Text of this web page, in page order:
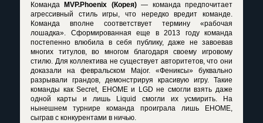
Команда MVP.Phoenix (Корея)— команда предпочитает
агрессивный стиль игры, что нередко вредит команде.
Команда вполне соответствует термину «рабочая
лошадка». Сформированная еще в 2013 году команда
постепенно влюбила в себя публику, даже не завоевав
многих титулов, во многом благодаря своему игровому
стилю. Для коллектива не существует авторитетов, что они
доказали на февральском Major. «Фениксы» буквально
разрывали грандов, демонстрируя красивую игру. Такие
команды как Secret, EHOME и LGD не смогли взять даже
одной карты и лишь Liquid смогли их усмирить. На
нынешнем турнире команда проиграла лишь EHOME,
сыграв с конкурентами в ничью.